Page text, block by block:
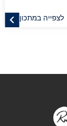
לצפייה במתכון